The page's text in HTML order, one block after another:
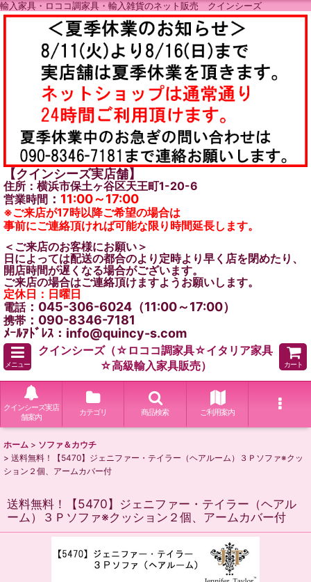
輸入家具・ロココ調家具・輸入雑貨のネット販売 クインシーズ
【クインシーズ実店舗】
住所：横浜市保土ヶ谷区天王町1-20-6
営業時間 ： 11:00～17:00
※ご来店が17時以降ご希望の場合は
事前にご連絡頂ければ可能な限り時間延長します。
＜ご来店のお客様にお願い＞
日によっては配送の都合のより定時より早く店を閉めたり、
開店時間が遅くなる場合がございます。
ご来店の場合はご連絡頂けますようお願いします。
定休日：日曜日
電話：045-306-6024（11:00～17:00）
携帯 ：090-8346-7181
ﾒｰﾙｱﾄﾞﾚｽ：info@quincy-s.com
メニュー
クインシーズ（☆ロココ調家具☆イタリア家具
☆高級輸入家具販売）
カート
クインシーズ実店
舗案内
カテゴリ 商品検索 ご利用案内
ホーム > ソファ＆カウチ
> 送料無料！【5470】ジェニファー・テイラー（ヘアルーム）３Ｐソファ※クッ
ション２個、アームカバー付
送料無料！【5470】ジェニファー・テイラー（ヘアル
ーム）３Ｐソファ※クッション２個、アームカバー付